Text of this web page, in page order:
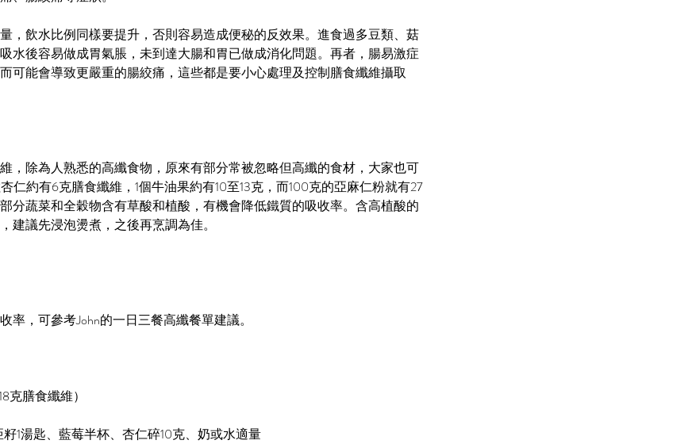
，飲水比例同樣要提升，否則容易造成便秘的反效果。進食過多豆類、菇
水後容易做成胃氣脹，未到達大腸和胃已做成消化問題。再者，腸易激症
可能會導致更嚴重的腸絞痛，這些都是要小心處理及控制膳食纖維攝取
，除為人熟悉的高纖食物，原來有部分常被忽略但高纖的食材，大家也可
仁約有6克膳食纖維，1個牛油果約有10至13克，而100克的亞麻仁粉就有27
分蔬菜和全穀物含有草酸和植酸，有機會降低鐵質的吸收率。含高植酸的
建議先浸泡燙煮，之後再烹調為佳。
率，可參考John的一日三餐高纖餐單建議。
克膳食纖維）
1湯匙、藍莓半杯、杏仁碎10克、奶或水適量